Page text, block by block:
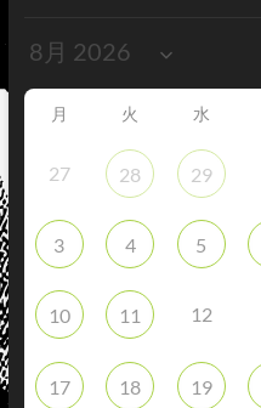
月 火 水
27 28 29
3 4 5
10 11 12
17 18 19